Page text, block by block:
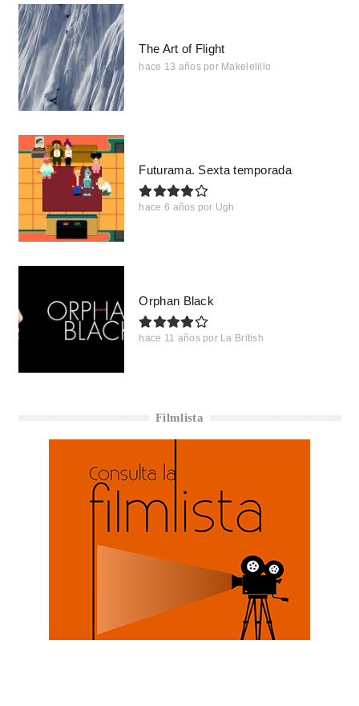
The Art of Flight
hace 13 años por Makelelillo
Futurama. Sexta temporada
hace 6 años por Ugh
Orphan Black
hace 11 años por La British
Filmlista